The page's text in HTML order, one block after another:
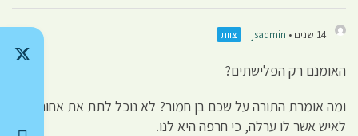
14 שנים • jsadmin צוות
האומנם רק הפלישתים?
ומה אומרת התורה על שכם בן חמור? לא נוכל לתת את אחותנו
לאיש אשר לו ערלה, כי חרפה היא לנו.